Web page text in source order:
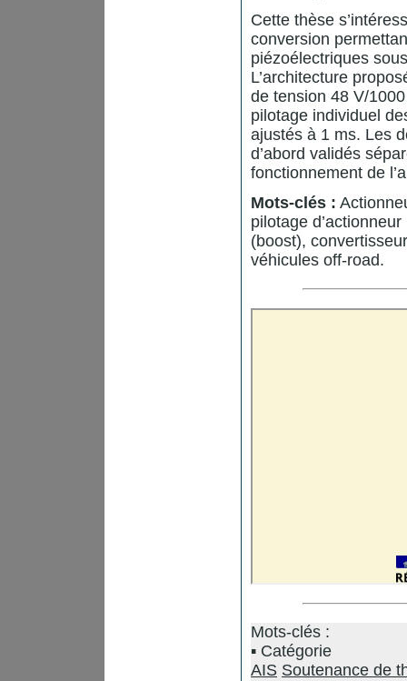
Cette thèse
conversion
piézoélectriques
L’architecture
de tension 48 V/
pilotage individuel
ajustés à 1 ms. Les
d’abord validés
fonctionnement de
Mots-clés :
pilotage
(boost),
véhicules off-road.
Mots-clés :
Catégorie
AIS Soutenance de